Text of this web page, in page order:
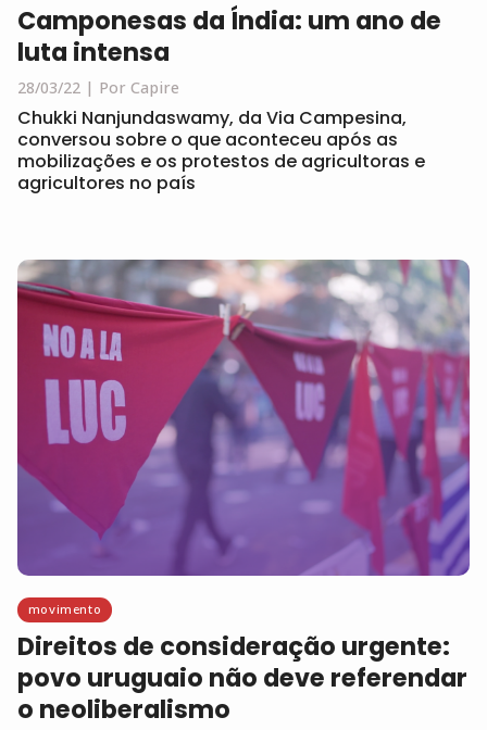
Camponesas da Índia: um ano de
luta intensa
28/03/22 Por Capire
Chukki Nanjundaswamy, da Via Campesina,
conversou sobre o que aconteceu após as
mobilizações e os protestos de agricultoras e
agricultores no país
movimento
Direitos de consideração urgente:
povo uruguaio não deve referendar
o neoliberalismo